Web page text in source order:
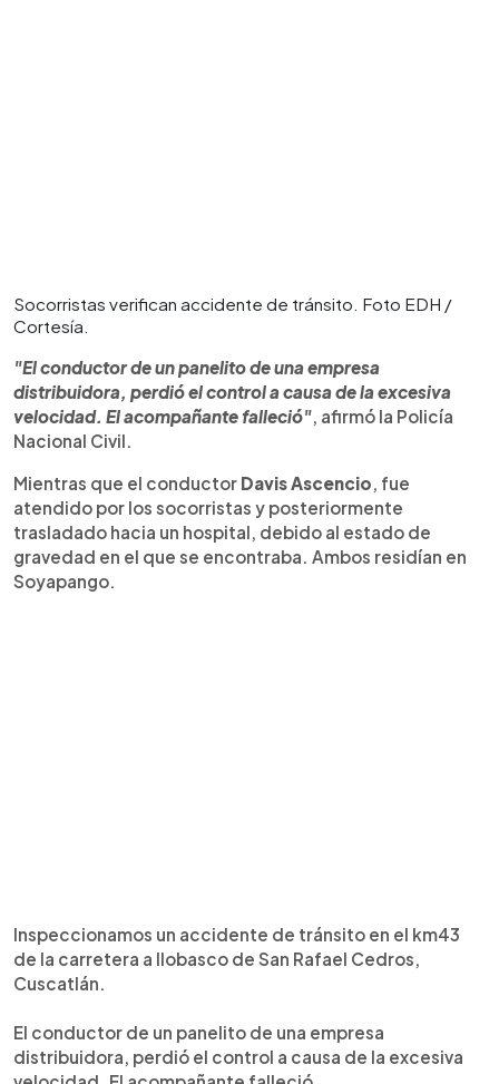
Socorristas verifican accidente de tránsito. Foto EDH /
Cortesía.
"El conductor de un panelito de una empresa
distribuidora, perdió el control a causa de la excesiva
velocidad. El acompañante falleció", afirmó la Policía
Nacional Civil.
Mientras que el conductor Davis Ascencio, fue
atendido por los socorristas y posteriormente
trasladado hacia un hospital, debido al estado de
gravedad en el que se encontraba. Ambos residían en
Soyapango.
Inspeccionamos un accidente de tránsito en el km43
de la carretera a Ilobasco de San Rafael Cedros,
Cuscatlán.
El conductor de un panelito de una empresa
distribuidora, perdió el control a causa de la excesiva